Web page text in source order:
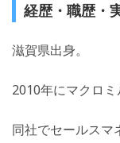
経歴・職歴・
滋賀県出身。
2010年にマクロミ
同社でセールスマ